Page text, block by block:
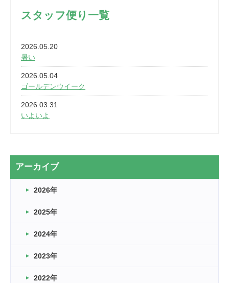
スタッフ便り一覧
2026.05.20
暑い
2026.05.04
ゴールデンウイーク
2026.03.31
いよいよ
2026.03.20
なぎなた
2026.03.16
車いすバスケとRくんのお話
卒業・卒園の季節★
2026.03.11
アーカイブ
2026年
2025年
2024年
2023年
2022年